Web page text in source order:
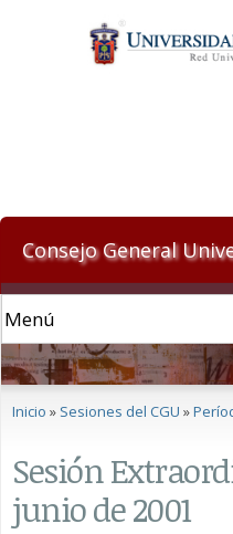
Consejo General
Se encuentra usted
Inicio » Sesiones del CGU »
Sesión
junio de 2001